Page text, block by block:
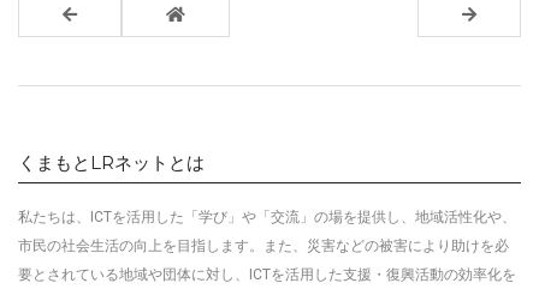
くまもとLRネットとは
私たちは、ICTを活用した「学び」や「交流」の場を提供し、地域活性化や、
市民の社会生活の向上を目指します。
また、災害などの被害により助けを必
要とされている地域や団体に対し、ICTを活用した支援・復興活動の効率化を